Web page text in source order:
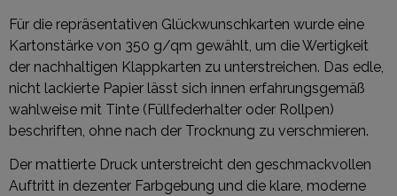
Für die repräsentativen Glückwunschkarten wurde eine
Kartonstärke von 350 g/qm gewählt, um die Wertigkeit
der nachhaltigen Klappkarten zu unterstreichen. Das edle,
nicht lackierte Papier lässt sich innen erfahrungsgemäß
wahlweise mit Tinte (Füllfederhalter oder Rollpen)
beschriften, ohne nach der Trocknung zu verschmieren.
Der mattierte Druck unterstreicht den geschmackvollen
Auftritt in dezenter Farbgebung und die klare, moderne